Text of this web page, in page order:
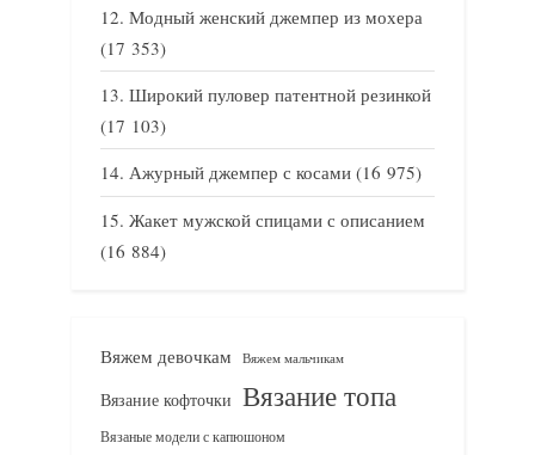
Модный женский джемпер из мохера
(17 353)
Широкий пуловер патентной резинкой
(17 103)
Ажурный джемпер с косами (16 975)
Жакет мужской спицами с описанием
(16 884)
Вяжем девочкам Вяжем мальчикам
Вязание кофточки Вязание топа
Вязаные модели с капюшоном